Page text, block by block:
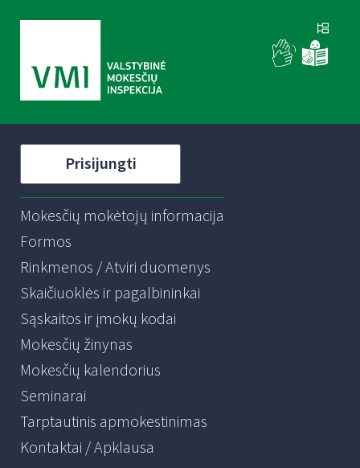
Prisijungti
Mokesčių mokėtojų informacija
Formos
Rinkmenos / Atviri duomenys
Skaičiuoklės ir pagalbininkai
Sąskaitos ir įmokų kodai
Mokesčių žinynas
Mokesčių kalendorius
Seminarai
Tarptautinis apmokestinimas
Kontaktai / Apklausa